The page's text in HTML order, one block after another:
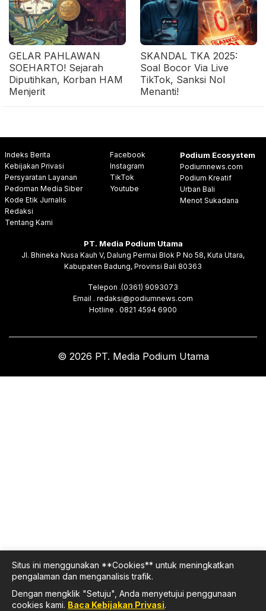
GELAR PAHLAWAN
SOEHARTO! Sejarah
Diputihkan, Korban HAM
Menjerit
SKANDAL TKA 2025:
Soal Bocor Via Live
TikTok, Sanksi Nol
Menanti!
Indeks Berita
Kebijakan Privasi
Persyaratan Layanan
Pedoman Media Siber
Kode Etik Jurnalis
Redaksi
Tentang Kami
Facebook
Instagram
TikTok
Youtube
Podium Ecosystem
Podiumnews.com
Podium Kreatif
Urban Bali
Menot Sukadana
PT. Media Podium Utama
Jl. Bhineka Nusa Kauh V, Dalung Permai Blok P No 58, Kuta Utara,
Kabupaten Badung, Provinsi Bali 80363
Telepon .(0361) 9093073
Email . redaksi@podiumnews.com
Hotline . 0821 4594 6900
© 2026 PT. Media Podium Utama
Situs ini menggunakan **Cookies** untuk meningkatkan
pengalaman dan menganalisis trafik.
Dengan mengklik "Setuju", Anda menyetujui penggunaan
cookies kami. Baca Kebijakan Privasi.